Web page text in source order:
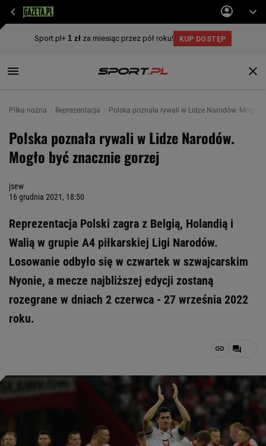
Piłka nożna Reprezentacja Polska poznała rywali w Lidze Narodów. Mogło
Polska poznała rywali w Lidze Narodów.
Mogło być znacznie gorzej
jsew
16 grudnia 2021, 18:50
Reprezentacja Polski zagra z Belgią, Holandią i
Walią w grupie A4 piłkarskiej Ligi Narodów.
Losowanie odbyło się w czwartek w szwajcarskim
Nyonie, a mecze najbliższej edycji zostaną
rozegrane w dniach 2 czerwca - 27 września 2022
roku.